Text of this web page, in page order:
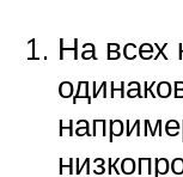
На всех